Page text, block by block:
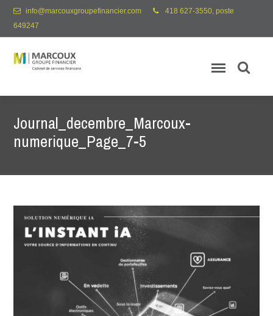
info@marcouxgroupefinancier.com
418 627-3550, poste
649247
Journal_decembre_Marcoux-
numerique_Page_7-5